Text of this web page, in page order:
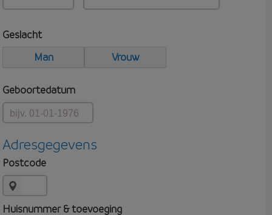
Geslacht
Man
Vrouw
Geboortedatum
Adresgegevens
Postcode
Huisnummer & toevoeging